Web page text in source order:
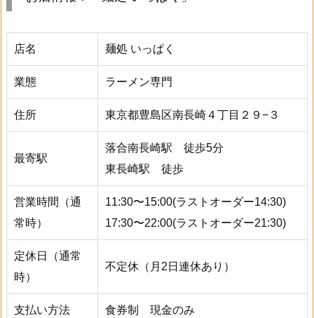
店名 麺処 いっぱく
業態 ラーメン専門
住所 東京都豊島区南長崎４丁目２９−３
最寄駅
落合南長崎駅 徒歩5分
東長崎駅 徒歩
営業時間（通
常時）
11:30〜15:00(ラストオーダー14:30)
17:30〜22:00(ラストオーダー21:30)
定休日（通常
時）
不定休（月2日連休あり）
支払い方法 食券制 現金のみ